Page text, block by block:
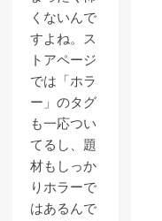
くないんで
すよね。ス
トアページ
では「ホラ
ー」のタグ
も一応つい
てるし、題
材もしっか
りホラーで
はあるんで